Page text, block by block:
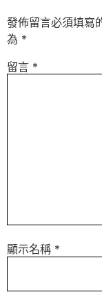
發佈留言必須填寫
為 *
留言 *
顯示名稱 *